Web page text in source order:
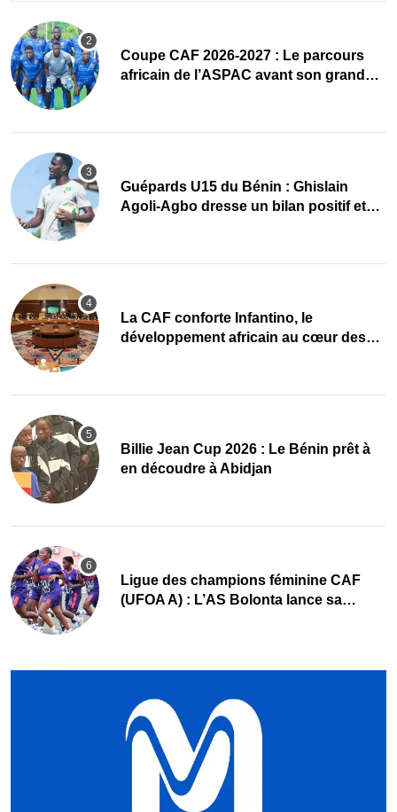
Coupe CAF 2026-2027 : Le parcours
africain de l’ASPAC avant son grand
Guépards U15 du Bénin : Ghislain
Agoli-Agbo dresse un bilan positif et
La CAF conforte Infantino, le
développement africain au cœur des
Billie Jean Cup 2026 : Le Bénin prêt à
en découdre à Abidjan
Ligue des champions féminine CAF
(UFOA A) : L’AS Bolonta lance sa